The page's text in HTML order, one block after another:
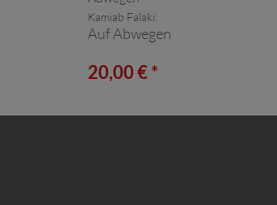
Kamiab Falaki:
Auf Abwegen
20,00 € *